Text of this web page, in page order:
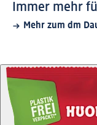
Immer mehr
Mehr zum dm